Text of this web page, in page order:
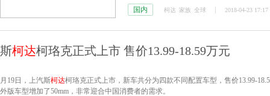
国内 柯达 家族 全球 2018-04-23 17:17
斯柯达柯珞克正式上市 售价13.99-18.59万元
月19日，上汽斯柯达柯珞克正式上市，新车共分为四款不同配置车型，售价13.99-
外版车型增加了50mm，非常迎合中国消费者的需求。